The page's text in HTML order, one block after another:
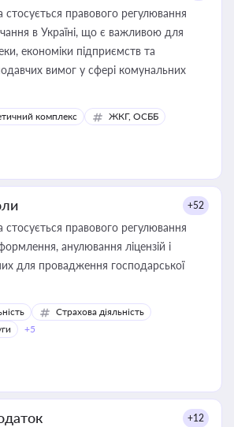
стосується правового регулювання
в Україні, що є важливою для
економіки підприємств та
вимог у сфері комунальних
комплекс ЖКГ, ОСББ
+52
стосується правового регулювання
анулювання ліцензій і
для провадження господарської
Страхова діяльність
+5
+12